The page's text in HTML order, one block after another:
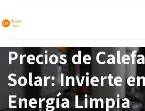
Precios de
Solar: Invierte en
Energía Limpia